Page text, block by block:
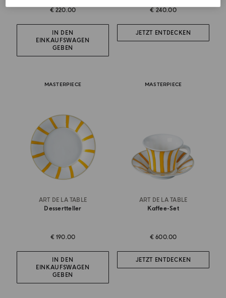
€ 220.00
IN DEN
EINKAUFSWAGEN
GEBEN
€ 240.00
JETZT ENTDECKEN
MASTERPIECE
ART DE LA TABLE
Dessertteller
€ 190.00
IN DEN
EINKAUFSWAGEN
GEBEN
MASTERPIECE
ART DE LA TABLE
Kaffee-Set
€ 600.00
JETZT ENTDECKEN